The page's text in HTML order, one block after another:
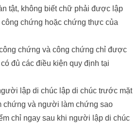
tật, không biết chữ phải được lập
chứng hoặc chứng thực của
chứng và công chứng chỉ được
đủ các điều kiện quy định tại
lập di chúc lập di chúc trước mặt
chứng và người làm chứng sao
chỉ ngay sau khi người lập di chúc